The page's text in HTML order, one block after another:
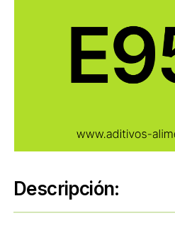
Descripción: